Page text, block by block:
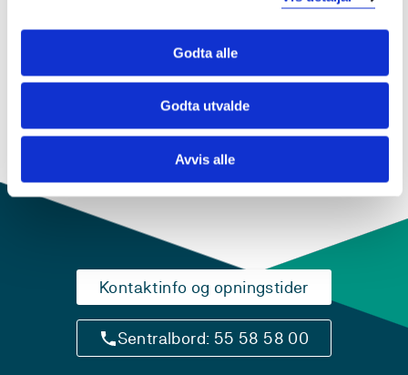
Godta alle
Godta utvalde
Avvis alle
Sjå prosjektside i NVA for
publikasjonar med meir
Kontaktinfo og opningstider
Sentralbord: 55 58 58 00